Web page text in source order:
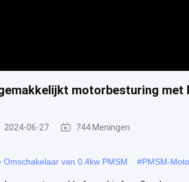
motorbesturing
2024-06-27 744 Meningen
Omschakelaar van 0.4kw PMSM #PMSM-